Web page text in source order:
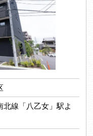
北線「八乙女」駅よ